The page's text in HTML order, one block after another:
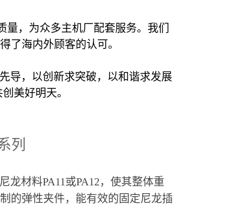
，为众多主机厂配套服务。我们
了海内外顾客的认可。
导，以创新求突破，以和谐求发展
美好明天。
列
材料PA11或PA12，使其整体重
的弹性夹件，能有效的固定尼龙插